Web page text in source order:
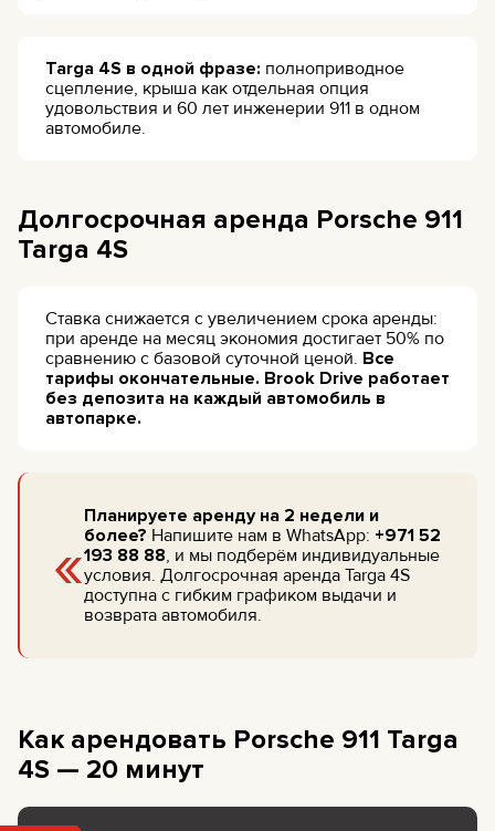
Targa 4S в одной фразе: полноприводное
сцепление, крыша как отдельная опция
удовольствия и 60 лет инженерии 911 в одном
автомобиле.
Долгосрочная аренда Porsche 911
Targa 4S
Ставка снижается с увеличением срока аренды:
при аренде на месяц экономия достигает 50% по
сравнению с базовой суточной ценой. Все
тарифы окончательные. Brook Drive работает
без депозита на каждый автомобиль в
автопарке.
«
Планируете аренду на 2 недели и
более? Напишите нам в WhatsApp: +971 52
193 88 88, и мы подберём индивидуальные
условия. Долгосрочная аренда Targa 4S
доступна с гибким графиком выдачи и
возврата автомобиля.
Как арендовать Porsche 911 Targa
4S — 20 минут